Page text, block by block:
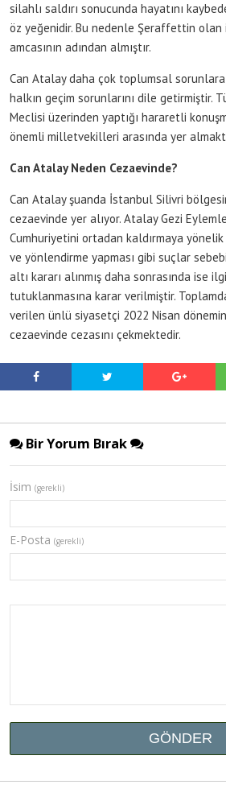
silahlı saldırı sonucunda hayatını
öz yeğenidir. Bu nedenle Şeraffettin olan
amcasının adından almıştır.
Can Atalay daha çok toplumsal
halkın geçim sorunlarını dile getirmiştir.
Meclisi üzerinden yaptığı hararetli
önemli milletvekilleri arasında yer
Can Atalay Neden Cezaevinde?
Can Atalay şuanda İstanbul Silivri
cezaevinde yer alıyor. Atalay Gezi
Cumhuriyetini ortadan kaldırmaya
ve yönlendirme yapması gibi suçlar
altı kararı alınmış daha sonrasında ise
tutuklanmasına karar verilmiştir.
verilen ünlü siyasetçi 2022 Nisan
cezaevinde cezasını çekmektedir.
Bir Yorum Bırak
İsim (gerekli)
E-Posta (gerekli)